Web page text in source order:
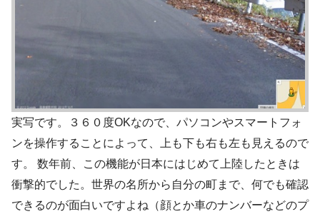
実写です。３６０度OKなので、パソコンやスマートフォ
ンを操作することによって、上も下も右も左も見えるので
す。 数年前、この機能が日本にはじめて上陸したときは
衝撃的でした。世界の名所から自分の町まで、何でも確認
できるのが面白いですよね（顔とか車のナンバーなどのプ